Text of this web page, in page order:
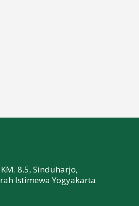
8.5, Sinduharjo,
Istimewa Yogyakarta